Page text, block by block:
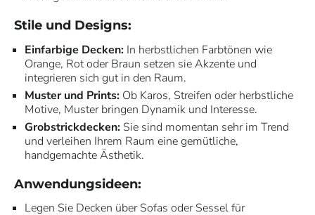
Stile und Designs:
Einfarbige Decken: In herbstlichen Farbtönen wie
Orange, Rot oder Braun setzen sie Akzente und
integrieren sich gut in den Raum.
Muster und Prints: Ob Karos, Streifen oder herbstliche
Motive, Muster bringen Dynamik und Interesse.
Grobstrickdecken: Sie sind momentan sehr im Trend
und verleihen Ihrem Raum eine gemütliche,
handgemachte Ästhetik.
Anwendungsideen:
Legen Sie Decken über Sofas oder Sessel für